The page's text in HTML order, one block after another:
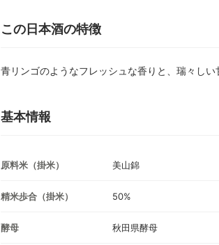
この日本酒の特徴
青リンゴのようなフレッシュな香りと、瑞々しい
基本情報
原料米（掛米） 美山錦
精米歩合（掛米） 50%
酵母 秋田県酵母